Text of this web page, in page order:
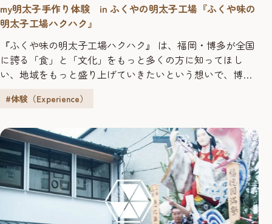
my明太子手作り体験 in ふくやの明太子工場『ふくや味の
明太子工場ハクハク』
『ふくや味の明太子工場ハクハク』 は、福岡・博多が全国
に誇る「食」と「文化」をもっと多くの方に知ってほし
い、地域をもっと盛り上げていきたいという想いで、博多
や」がプロデュースした博物館です。 「博」多の食と文化
ました。ふくやの明太子工場と博多の3大祭りや伝統工芸品
を紹介するミュージアムを併...
#体験（Experience）